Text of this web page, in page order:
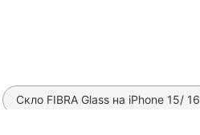
Скло FIBRA Glass на iPhone 15/ 16